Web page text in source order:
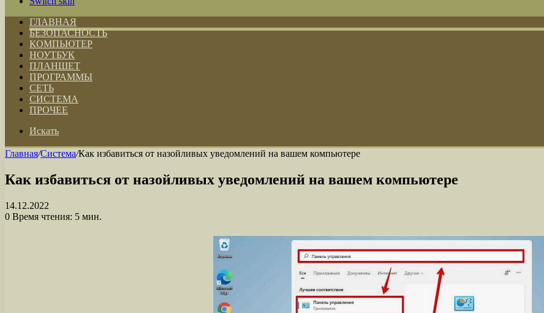
ГЛАВНАЯ
БЕЗОПАСНОСТЬ
КОМПЬЮТЕР
НОУТБУК
ПЛАНШЕТ
ПРОГРАММЫ
СЕТЬ
СИСТЕМА
ПРОЧЕЕ
Искать
Главная/Система/Как избавиться от назойливых уведомлений на вашем компьютере
Как избавиться от назойливых уведомлений на вашем компьютере
14.12.2022
0 Время чтения: 5 мин.